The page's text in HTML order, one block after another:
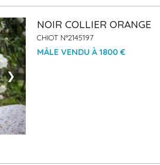
❯
NOIR COLLIER ORANGE
CHIOT N°2145197
MÂLE VENDU À 1800 €